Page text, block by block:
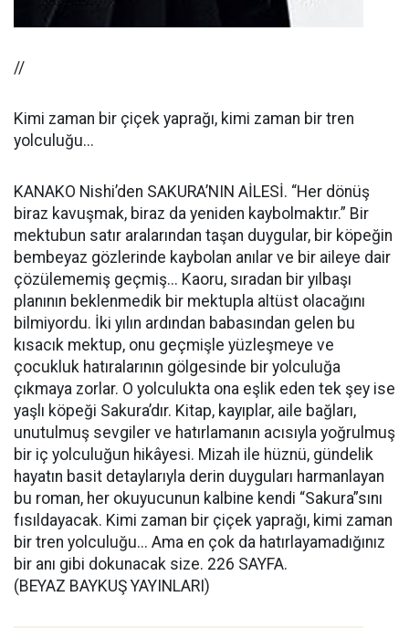
//
Kimi zaman bir çiçek yaprağı, kimi zaman bir tren
yolculuğu...
KANAKO Nishi’den SAKURA’NIN AİLESİ. “Her dönüş
biraz kavuşmak, biraz da yeniden kaybolmaktır.” Bir
mektubun satır aralarından taşan duygular, bir köpeğin
bembeyaz gözlerinde kaybolan anılar ve bir aileye dair
çözülememiş geçmiş... Kaoru, sıradan bir yılbaşı
planının beklenmedik bir mektupla altüst olacağını
bilmiyordu. İki yılın ardından babasından gelen bu
kısacık mektup, onu geçmişle yüzleşmeye ve
çocukluk hatıralarının gölgesinde bir yolculuğa
çıkmaya zorlar. O yolculukta ona eşlik eden tek şey ise
yaşlı köpeği Sakura’dır. Kitap, kayıplar, aile bağları,
unutulmuş sevgiler ve hatırlamanın acısıyla yoğrulmuş
bir iç yolculuğun hikâyesi. Mizah ile hüznü, gündelik
hayatın basit detaylarıyla derin duyguları harmanlayan
bu roman, her okuyucunun kalbine kendi “Sakura”sını
fısıldayacak. Kimi zaman bir çiçek yaprağı, kimi zaman
bir tren yolculuğu... Ama en çok da hatırlayamadığınız
bir anı gibi dokunacak size. 226 SAYFA.
(BEYAZ BAYKUŞ YAYINLARI)